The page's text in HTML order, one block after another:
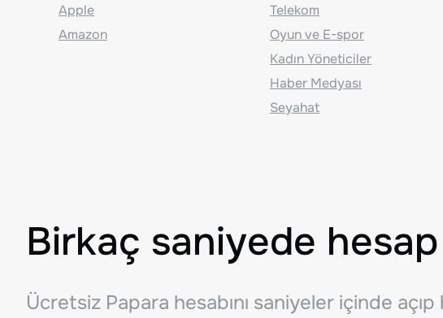
Apple
Amazon
Telekom
Oyun ve E-spor
Kadın Yöneticiler
Haber Medyası
Seyahat
Birkaç saniyede
Ücretsiz Papara hesabını saniyeler içinde